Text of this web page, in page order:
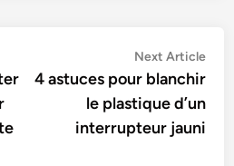
Next Article
4 astuces pour blanchir
le plastique d’un
interrupteur jauni